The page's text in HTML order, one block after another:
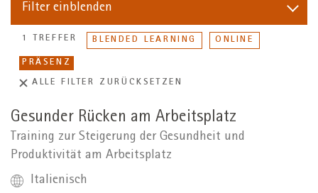
Filter einblenden
1 TREFFER BLENDED LEARNING ONLINE
PRÄSENZ
ALLE FILTER ZURÜCKSETZEN
Gesunder Rücken am Arbeitsplatz
Training zur Steigerung der Gesundheit und
Produktivität am Arbeitsplatz
Italienisch